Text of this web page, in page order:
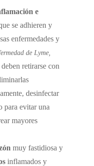
e
se adhieren y
enfermedades y
de Lyme,
retirarse con
desinfectar
para evitar una
mayores
muy fastidiosa y
inflamados y